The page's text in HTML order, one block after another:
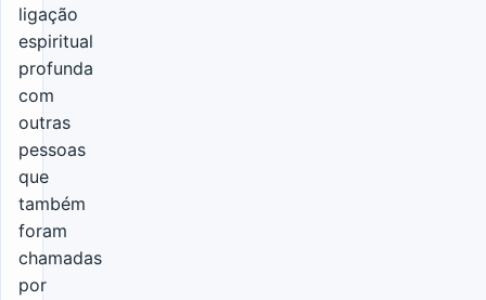
ligação
espiritual
profunda
com
outras
pessoas
que
também
foram
chamadas
por